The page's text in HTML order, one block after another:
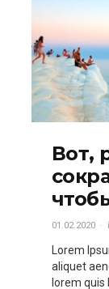
Вот,
01.02.2020
Lorem
aliquet
lorem quis